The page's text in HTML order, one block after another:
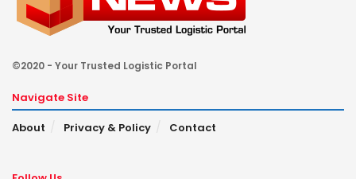
©2020 - Your Trusted Logistic Portal
Navigate Site
About
Privacy & Policy Contact